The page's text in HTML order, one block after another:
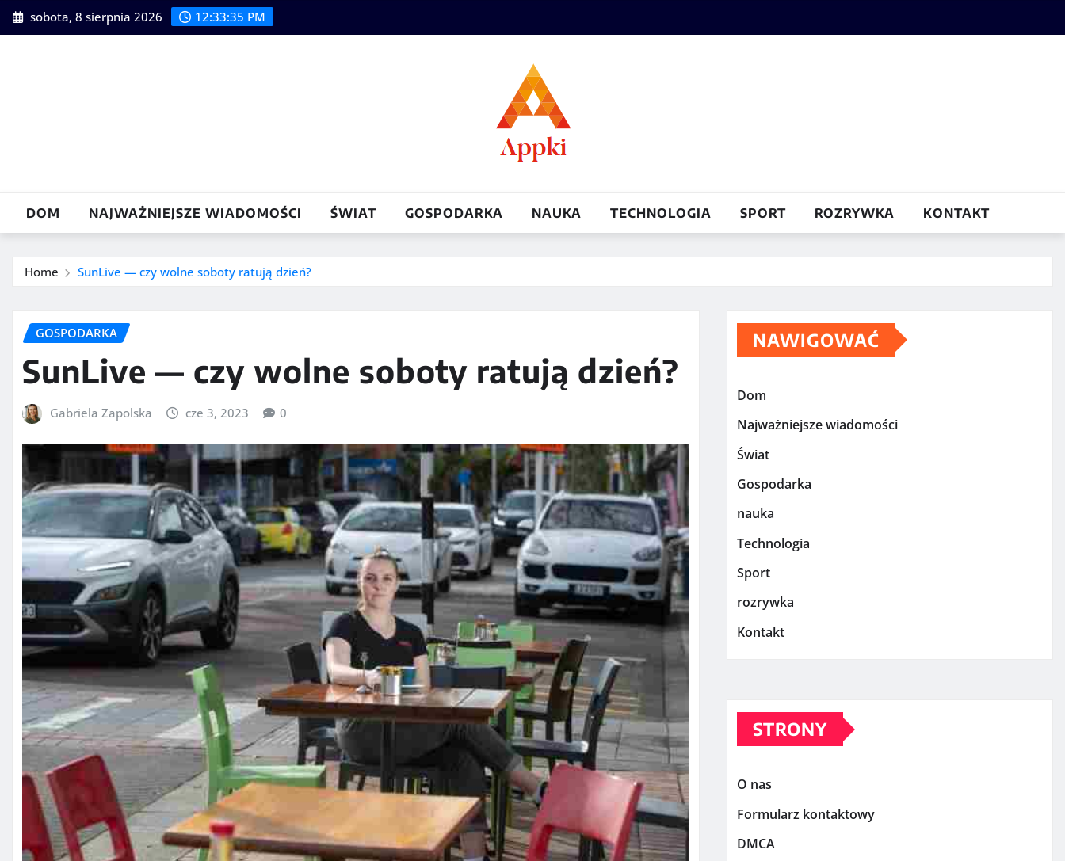
Skip
to
sobota, 8 sierpnia 2026 12:33:36 PM
DOM NAJWAŻNIEJSZE WIADOMOŚCI ŚWIAT GOSPODARKA NAUKA TECHNOLOGIA SPORT ROZRYWKA KONTAKT
Home SunLive — czy wolne soboty ratują dzień?
GOSPODARKA
SunLive — czy wolne soboty ratują dzień?
Gabriela Zapolska cze 3, 2023 0
NAWIGOWAĆ
Dom
Najważniejsze wiadomości
Świat
Gospodarka
nauka
Technologia
Sport
rozrywka
Kontakt
STRONY
O nas
Formularz kontaktowy
DMCA